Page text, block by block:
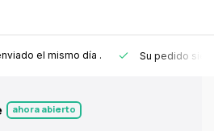
el mismo día . Su pedido
ahora abierto